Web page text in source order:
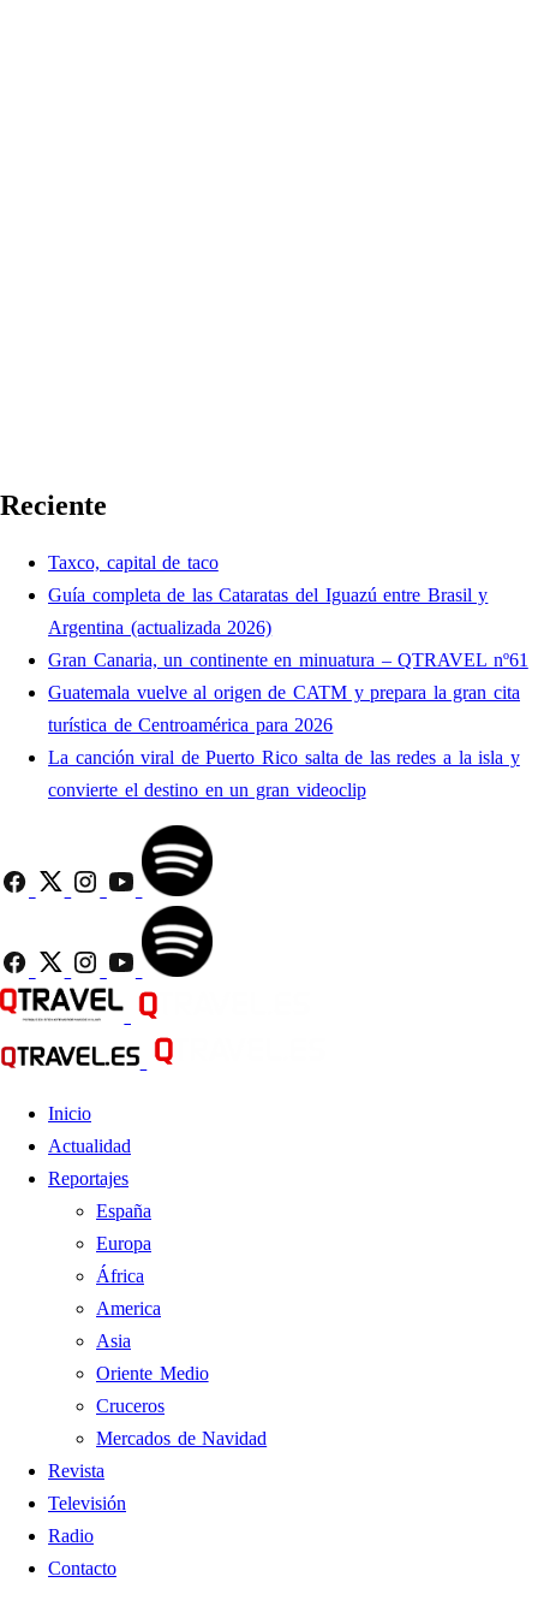
Reciente
Taxco, capital de taco
Guía completa de las Cataratas del Iguazú entre Brasil y
Argentina (actualizada 2026)
Gran Canaria, un continente en minuatura – QTRAVEL nº61
Guatemala vuelve al origen de CATM y prepara la gran cita
turística de Centroamérica para 2026
La canción viral de Puerto Rico salta de las redes a la isla y
convierte el destino en un gran videoclip
Inicio
Actualidad
Reportajes
España
Europa
África
America
Asia
Oriente Medio
Cruceros
Mercados de Navidad
Revista
Televisión
Radio
Contacto